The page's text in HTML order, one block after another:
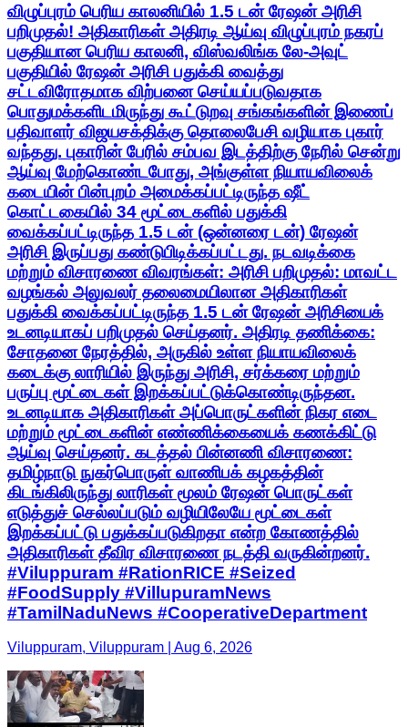
விழுப்புரம் பெரிய காலனியில் 1.5 டன் ரேஷன் அரிசி
பறிமுதல்! அதிகாரிகள் அதிரடி ஆய்வு விழுப்புரம் நகரப்
பகுதியான பெரிய காலனி, விஸ்வலிங்க லே-அவுட்
பகுதியில் ரேஷன் அரிசி பதுக்கி வைத்து
சட்டவிரோதமாக விற்பனை செய்யப்படுவதாக
பொதுமக்களிடமிருந்து கூட்டுறவு சங்கங்களின் இணைப்
பதிவாளர் விஜயசக்திக்கு தொலைபேசி வழியாக புகார்
வந்தது. புகாரின் பேரில் சம்பவ இடத்திற்கு நேரில் சென்று
ஆய்வு மேற்கொண்டபோது, அங்குள்ள நியாயவிலைக்
கடையின் பின்புறம் அமைக்கப்பட்டிருந்த ஷீட்
கொட்டகையில் 34 மூட்டைகளில் பதுக்கி
வைக்கப்பட்டிருந்த 1.5 டன் (ஒன்னரை டன்) ரேஷன்
அரிசி இருப்பது கண்டுபிடிக்கப்பட்டது. நடவடிக்கை
மற்றும் விசாரணை விவரங்கள்: அரிசி பறிமுதல்: மாவட்ட
வழங்கல் அலுவலர் தலைமையிலான அதிகாரிகள்
பதுக்கி வைக்கப்பட்டிருந்த 1.5 டன் ரேஷன் அரிசியைக்
உடனடியாகப் பறிமுதல் செய்தனர். அதிரடி தணிக்கை:
சோதனை நேரத்தில், அருகில் உள்ள நியாயவிலைக்
கடைக்கு லாரியில் இருந்து அரிசி, சர்க்கரை மற்றும்
பருப்பு மூட்டைகள் இறக்கப்பட்டுக்கொண்டிருந்தன.
உடனடியாக அதிகாரிகள் அப்பொருட்களின் நிகர எடை
மற்றும் மூட்டைகளின் எண்ணிக்கையைக் கணக்கிட்டு
ஆய்வு செய்தனர். கடத்தல் பின்னணி விசாரணை:
தமிழ்நாடு நுகர்பொருள் வாணிபக் கழகத்தின்
கிடங்கிலிருந்து லாரிகள் மூலம் ரேஷன் பொருட்கள்
எடுத்துச் செல்லப்படும் வழியிலேயே மூட்டைகள்
இறக்கப்பட்டு பதுக்கப்படுகிறதா என்ற கோணத்தில்
அதிகாரிகள் தீவிர விசாரணை நடத்தி வருகின்றனர்.
#Viluppuram #RationRICE #Seized
#FoodSupply #VillupuramNews
#TamilNaduNews #CooperativeDepartment
Viluppuram, Viluppuram | Aug 6, 2026